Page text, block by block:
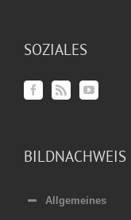
SOZIALES
BILDNACHWEIS
Allgemeines